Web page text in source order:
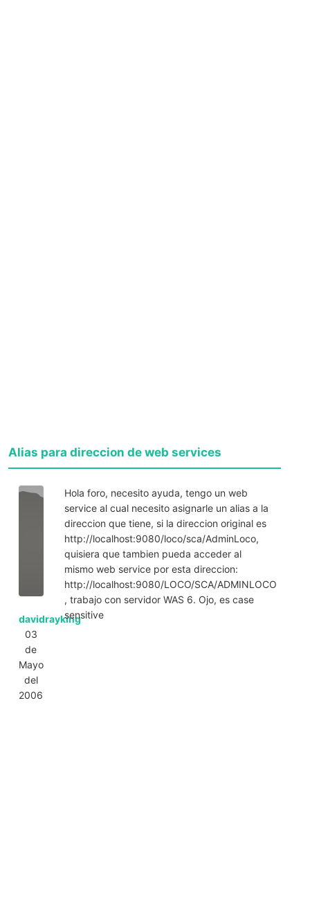
Alias para direccion de web services
davidrayking
03
de
Mayo
del
2006
Hola foro, necesito ayuda, tengo un web
service al cual necesito asignarle un alias a la
direccion que tiene, si la direccion original es
http://localhost:9080/loco/sca/AdminLoco,
quisiera que tambien pueda acceder al
mismo web service por esta direccion:
http://localhost:9080/LOCO/SCA/ADMINLOCO
, trabajo con servidor WAS 6. Ojo, es case
sensitive